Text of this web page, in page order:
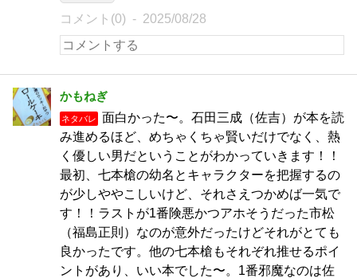
コメント(0) 2025/08/28
かもねぎ
ネタバレ
面白かった〜。石田三成（佐吉）が本を読
み進めるほど、めちゃくちゃ賢いだけでなく、熱
く優しい男だということがわかっていきます！！
最初、七本槍の幼名とキャラクターを把握するの
が少しややこしいけど、それさえつかめば一気で
す！！ラストが1番険悪かつアホそうだった市松
（福島正則）なのが意外だったけどそれがとても
良かったです。他の七本槍もそれぞれ推せるポイ
ントがあり、いい本でした〜。1番邪魔なのは佐